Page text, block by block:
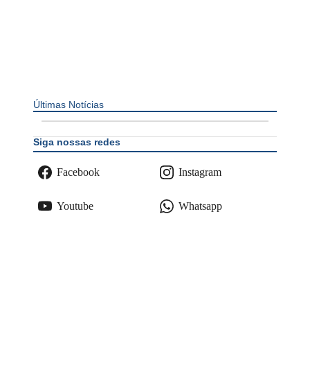
Últimas Notícias
Siga nossas redes
Facebook Instagram
Youtube Whatsapp